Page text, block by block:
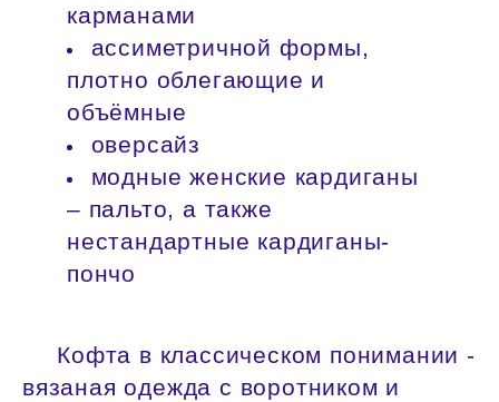
карманами
ассиметричной формы,
плотно облегающие и
объёмные
оверсайз
модные женские кардиганы
– пальто, а также
нестандартные кардиганы-
пончо
Кофта в классическом понимании -
вязаная одежда с воротником и